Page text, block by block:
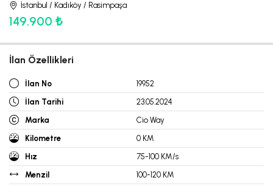
İstanbul / Kadıköy / Rasimpaşa
149.900 ₺
İlan Özellikleri
İlan No
19952
İlan Tarihi
23.05.2024
Marka
Cio Way
Kilometre
0 KM
Hız
75-100 KM/s
Menzil
100-120 KM